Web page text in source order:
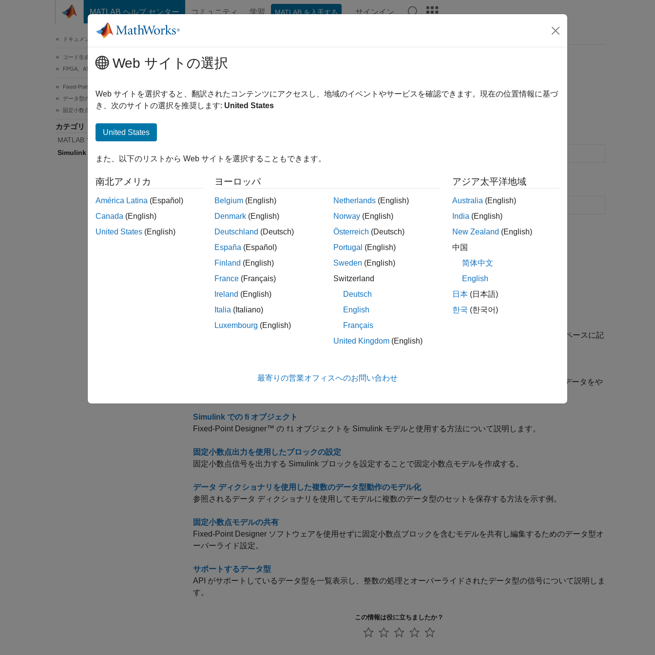
コンテンツへスキップ
MATLAB ヘルプ センター コミュニティ 学習 MATLAB を入手する サインイン
ドキュメンテーションのホーム
コード生成
FPGA、ASIC、および SoC 開発
Fixed-Point Designer
データ型の調査
固定小数点の指定
カテゴリ
MATLAB での固定小数点の指定
Simulink での固定小数点の指定
Simulink
Simulink ®モデルにおける固定小数点データ型の作成と使用
Simulink モデルで固定小数点データ型を指定するには、
固定小数点または浮動小数点データ型を記述した
クラス
Simulink.NumericType 浮動小数点、boolean、または固定小数点データ型を指定
トピック
Simulink における固定小数点数
Simulink で使用される固定小数点データ型とスケーリングの表記法。
固定小数点信号の端子の表示は、データ型、ビット数、およびスケーリングの 3 つの部分で構成されます。
Simulink モデルと MATLAB ソフトウェア間の固定小数点データの受け渡し
から Simulink モデルにインポートし、固定小数点シミュレーション データをワークスペースに記
DSP System Toolbox™ ブロックを使用して MATLAB ワークスペースと Simulink モデルの間で固定小数点データをや
Simulink での fi オブジェクト
Fixed-Point Designer™ の fi オブジェクトを Simulink モデルと使用する方法について説明します。
固定小数点出力を使用したブロックの設定
固定小数点信号を出力する Simulink ブロックを設定することで固定小数点モデルを作成する。
データ ディクショナリを使用した複数のデータ型動作のモデル化
参照されるデータ ディクショナリを使用してモデルに複数のデータ型のセットを保存する方法を示す例。
固定小数点モデルの共有
Fixed-Point Designer ソフトウェアを使用せずに固定小数点ブロックを含むモデルを共有し編集するためのデータ型オ
ーバーライド設定。
サポートするデータ型
API がサポートしているデータ型を一覧表示し、整数の処理とオーバーライドされたデータ型の信号について説明しま
す。
この情報は役に立ちましたか？
Web サイトの選択
Web サイトを選択すると、翻訳されたコンテンツにアクセスし、地域のイベントやサービスを確認できます。現在の位置情報に基づ
き、次のサイトの選択を推奨します: United States
United States
また、以下のリストから Web サイトを選択することもできます。
南北アメリカ
América Latina (Español)
Canada (English)
United States (English)
ヨーロッパ
Belgium (English)
Denmark (English)
Deutschland (Deutsch)
España (Español)
Finland (English)
France (Français)
Ireland (English)
Italia (Italiano)
Luxembourg (English)
Netherlands (English)
Norway (English)
Österreich (Deutsch)
Portugal (English)
Sweden (English)
Switzerland
Deutsch
English
Français
United Kingdom (English)
アジア太平洋地域
Australia (English)
India (English)
New Zealand (English)
中国
简体中文
English
日本 (日本語)
한국 (한국어)
最寄りの営業オフィスへのお問い合わせ